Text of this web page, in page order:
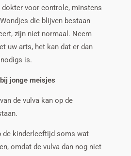
voor controle, minstens
die blijven bestaan
zijn niet normaal. Neem
uw arts, het kan dat er dan
is.
jonge meisjes
de vulva kan op de
de kinderleeftijd soms wat
omdat de vulva dan nog niet